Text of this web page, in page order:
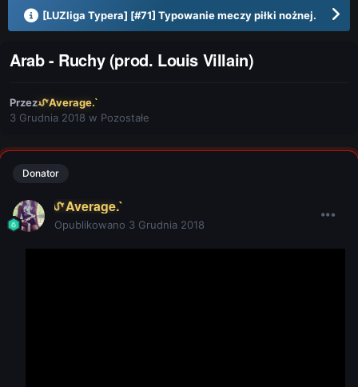
[LUZliga Typera] [#71] Typowanie meczy piłki nożnej.
Arab - Ruchy (prod. Louis Villain)
Przez Average.`
3 Grudnia 2018 w Pozostałe
Donator
Average.`
Opublikowano 3 Grudnia 2018